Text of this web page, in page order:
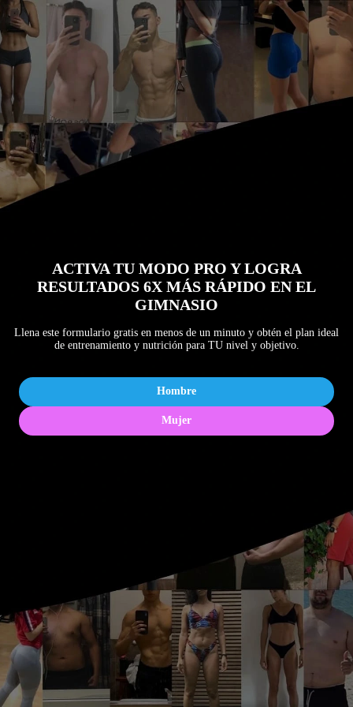
ACTIVA TU MODO PRO Y LOGRA
RESULTADOS 6X MÁS RÁPIDO EN EL
GIMNASIO
Llena este formulario gratis en menos de un minuto y obtén el plan ideal
de entrenamiento y nutrición para TU nivel y objetivo.
Hombre
Mujer